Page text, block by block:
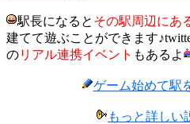
駅長になると その駅周辺にあ
建てて遊ぶことができます
のリアル連携イベント もあるよ
ゲーム始めて駅
もっと詳しい